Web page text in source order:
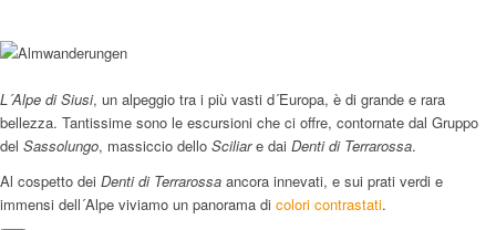
L´Alpe di Siusi, un alpeggio tra i più vasti d´Europa, è di grande e rara
bellezza. Tantissime sono le escursioni che ci offre, contornate dal Gruppo
del Sassolungo, massiccio dello Sciliare dai Denti di Terrarossa.
Al cospetto dei Denti di Terrarossa ancora innevati, e sui prati verdi e
immensi dell´Alpe viviamo un panorama di colori contrastati.